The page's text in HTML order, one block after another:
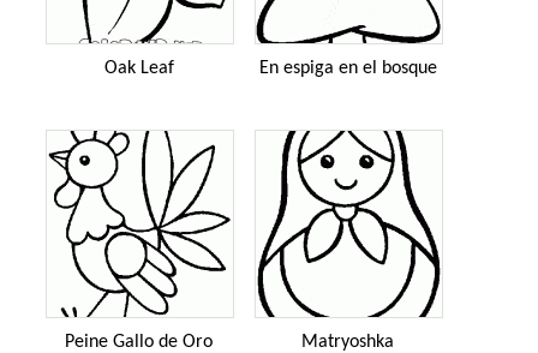
Oak Leaf En espiga en el bosque
Peine Gallo de Oro Matryoshka